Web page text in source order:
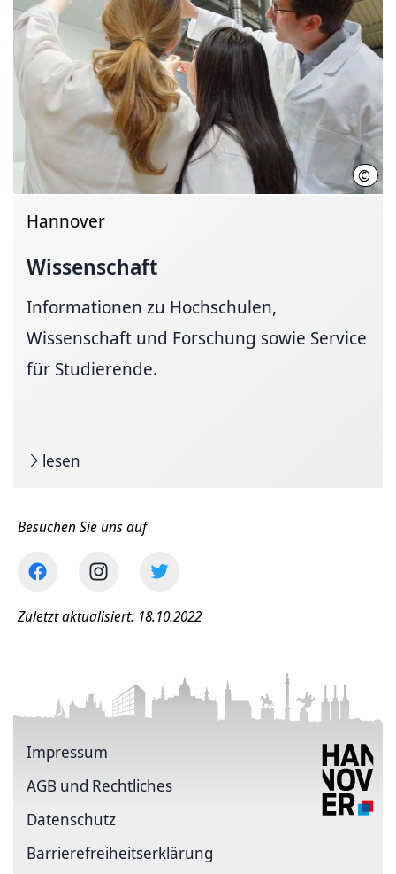
©
Hannover
Wissenschaft
Informationen zu Hochschulen,
Wissenschaft und Forschung sowie Service
für Studierende.
lesen
Besuchen Sie uns auf
Zuletzt aktualisiert: 18.10.2022
Impressum
AGB und Rechtliches
Datenschutz
Barriere­freiheits­erklärung